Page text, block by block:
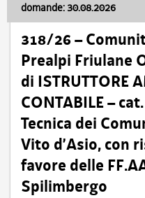
domande: 30.08.2026
318/26 –
Prealpi Friulane
di ISTRUTTORE
CONTABILE –
Tecnica dei
Vito d’Asio, con
favore delle
Spilimbergo